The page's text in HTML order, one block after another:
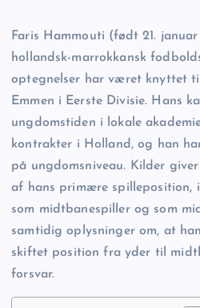
Faris Hammouti (født 21.
hollandsk-marrokkansk
optegnelser har været knyttet
Emmen i Eerste Divisie. Hans
ungdomstiden i lokale
kontrakter i Holland, og han
på ungdomsniveau. Kilder
af hans primære spilleposition,
som midtbanespiller og som
samtidig oplysninger om, at
skiftet position fra yder til
forsvar.